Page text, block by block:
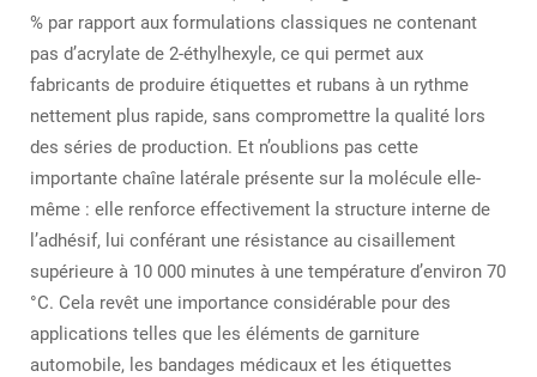
% par rapport aux formulations classiques ne contenant
pas d’acrylate de 2-éthylhexyle, ce qui permet aux
fabricants de produire étiquettes et rubans à un rythme
nettement plus rapide, sans compromettre la qualité lors
des séries de production. Et n’oublions pas cette
importante chaîne latérale présente sur la molécule elle-
même : elle renforce effectivement la structure interne de
l’adhésif, lui conférant une résistance au cisaillement
supérieure à 10 000 minutes à une température d’environ 70
°C. Cela revêt une importance considérable pour des
applications telles que les éléments de garniture
automobile, les bandages médicaux et les étiquettes